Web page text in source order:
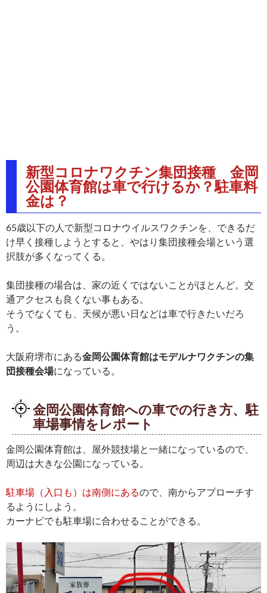
新型コロナワクチン集団接種 金岡
公園体育館は車で行けるか？駐車料
金は？
65歳以下の人で新型コロナウイルスワクチンを、できるだ
け早く接種しようとすると、やはり集団接種会場という選
択肢が多くなってくる。
集団接種の場合は、家の近くではないことがほとんど。交
通アクセスも良くない事もある。
そうでなくても、天候が悪い日などは車で行きたいだろ
う。
大阪府堺市にある金岡公園体育館はモデルナワクチンの集
団接種会場になっている。
金岡公園体育館への車での行き方、駐
車場事情をレポート
金岡公園体育館は、屋外競技場と一緒になっているので、
周辺は大きな公園になっている。
駐車場（入口も）は南側にあるので、南からアプローチす
るようにしよう。
カーナビでも駐車場に合わせることができる。